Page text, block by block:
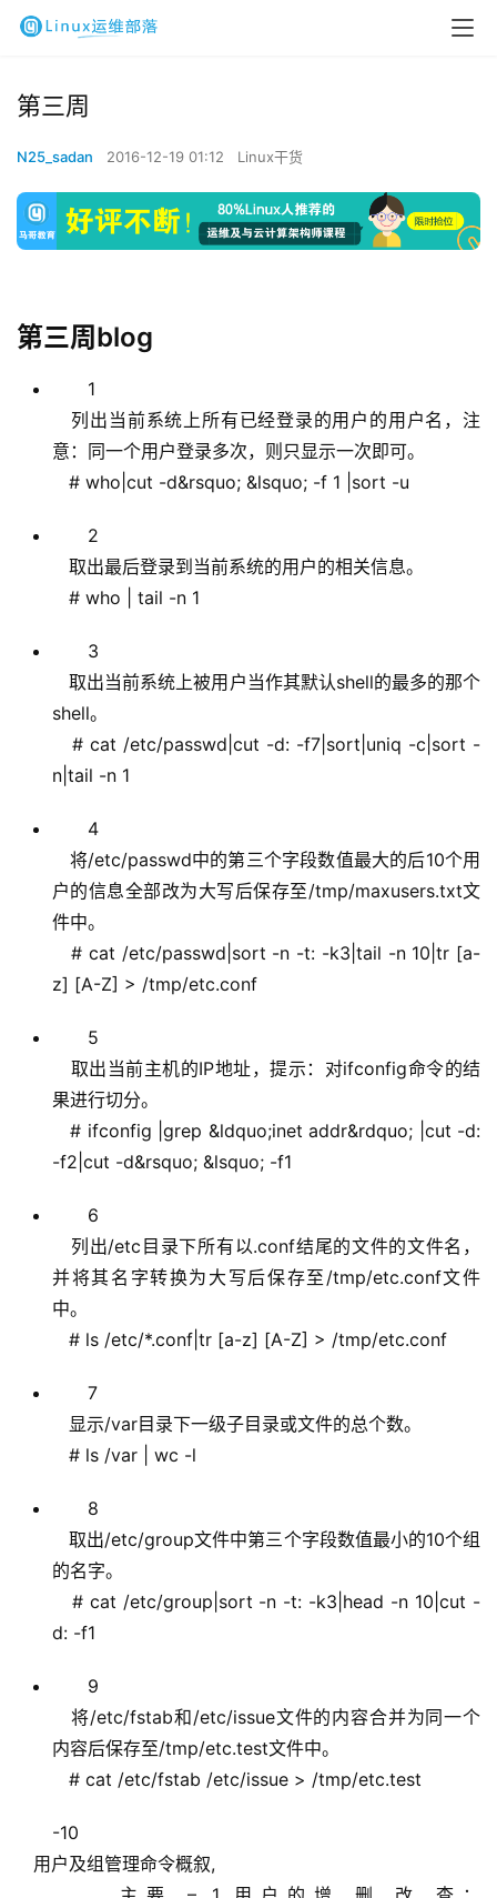
第三周
N25_sadan 2016-12-19 01:12 Linux干货
第三周blog
1
列出当前系统上所有已经登录的用户的用户名，注
意：同一个用户登录多次，则只显示一次即可。
# who|cut -d&rsquo; &lsquo; -f 1 |sort -u
2
取出最后登录到当前系统的用户的相关信息。
# who | tail -n 1
3
取出当前系统上被用户当作其默认shell的最多的那个
shell。
# cat /etc/passwd|cut -d: -f7|sort|uniq -c|sort -
n|tail -n 1
4
将/etc/passwd中的第三个字段数值最大的后10个用
户的信息全部改为大写后保存至/tmp/maxusers.txt文
件中。
# cat /etc/passwd|sort -n -t: -k3|tail -n 10|tr [a-
z] [A-Z] > /tmp/etc.conf
5
取出当前主机的IP地址，提示：对ifconfig命令的结
果进行切分。
# ifconfig |grep &ldquo;inet addr&rdquo; |cut -d:
-f2|cut -d&rsquo; &lsquo; -f1
6
列出/etc目录下所有以.conf结尾的文件的文件名，
并将其名字转换为大写后保存至/tmp/etc.conf文件
中。
# ls /etc/*.conf|tr [a-z] [A-Z] > /tmp/etc.conf
7
显示/var目录下一级子目录或文件的总个数。
# ls /var | wc -l
8
取出/etc/group文件中第三个字段数值最小的10个组
的名字。
# cat /etc/group|sort -n -t: -k3|head -n 10|cut -
d: -f1
9
将/etc/fstab和/etc/issue文件的内容合并为同一个
内容后保存至/tmp/etc.test文件中。
# cat /etc/fstab /etc/issue > /tmp/etc.test
-10
用户及组管理命令概叙,